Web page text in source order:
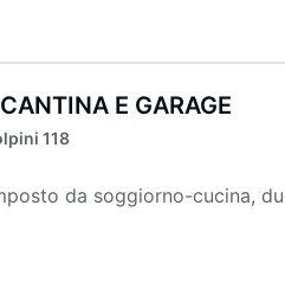
E GARAGE
118
da soggiorno-cucina,